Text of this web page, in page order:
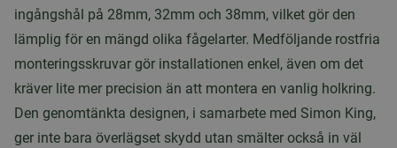
ingångshål på 28mm, 32mm och 38mm, vilket gör den
lämplig för en mängd olika fågelarter. Medföljande rostfria
monteringsskruvar gör installationen enkel, även om det
kräver lite mer precision än att montera en vanlig holkring.
Den genomtänkta designen, i samarbete med Simon King,
ger inte bara överlägset skydd utan smälter också in väl